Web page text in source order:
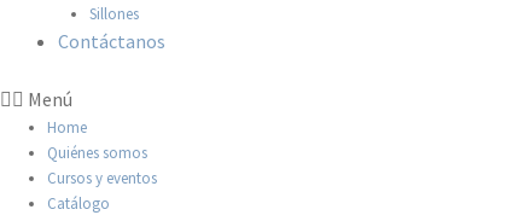
Sillones
Contáctanos
Menú
Home
Quiénes somos
Cursos y eventos
Catálogo